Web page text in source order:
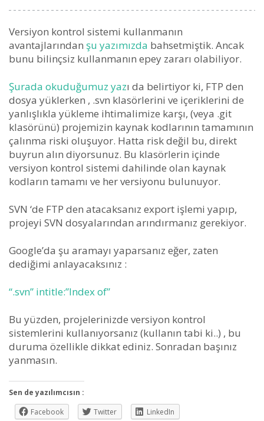
Versiyon kontrol sistemi kullanmanın
avantajlarından şu yazımızda bahsetmiştik. Ancak
bunu bilinçsiz kullanmanın epey zararı olabiliyor.
Şurada okuduğumuz yazı da belirtiyor ki, FTP den
dosya yüklerken , .svn klasörlerini ve içeriklerini de
yanlışlıkla yükleme ihtimalimize karşı, (veya .git
klasörünü) projemizin kaynak kodlarının tamamının
çalınma riski oluşuyor. Hatta risk değil bu, direkt
buyrun alın diyorsunuz. Bu klasörlerin içinde
versiyon kontrol sistemi dahilinde olan kaynak
kodların tamamı ve her versiyonu bulunuyor.
SVN ‘de FTP den atacaksanız export işlemi yapıp,
projeyi SVN dosyalarından arındırmanız gerekiyor.
Google’da şu aramayı yaparsanız eğer, zaten
dediğimi anlayacaksınız :
“.svn” intitle:”Index of”
Bu yüzden, projelerinizde versiyon kontrol
sistemlerini kullanıyorsanız (kullanın tabi ki..) , bu
duruma özellikle dikkat ediniz. Sonradan başınız
yanmasın.
Sen de yazılımcısın :
Facebook
Twitter LinkedIn